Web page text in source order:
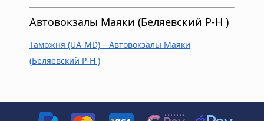
Автовокзалы Маяки (Беляевский Р-Н )
Таможня (UA-MD) – Автовокзалы Маяки
(Беляевский Р-Н )